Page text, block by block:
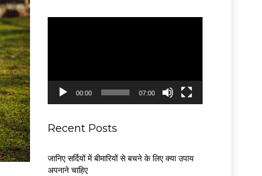
y
00:00 07:00
Recent Posts
जानिए सर्दियों में बीमारियों से बचने के लिए क्या उपाय
अपनाने चाहिए